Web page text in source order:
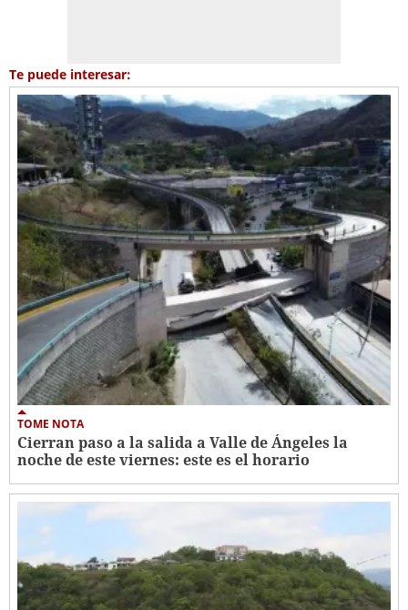
Te puede interesar:
TOME NOTA
Cierran paso a la salida a Valle de Ángeles la
noche de este viernes: este es el horario